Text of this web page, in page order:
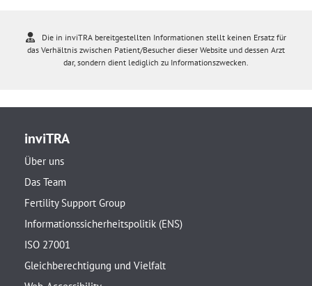
Die in inviTRA bereitgestellten Informationen stellt keinen Ersatz für
das Verhältnis zwischen Patient/Besucher dieser Website und dessen Arzt
dar, sondern dient lediglich zu Informationszwecken.
inviTRA
Über uns
Das Team
Fertility Support Group
Informationssicherheitspolitik (ENS)
ISO 27001
Gleichberechtigung und Vielfalt